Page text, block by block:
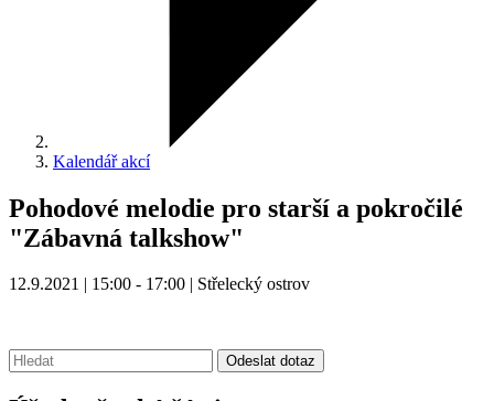
Kalendář akcí
Pohodové melodie pro starší a pokročilé
"Zábavná talkshow"
12.9.2021 | 15:00 - 17:00 | Střelecký ostrov
Vyhledávání: Odeslat dotaz